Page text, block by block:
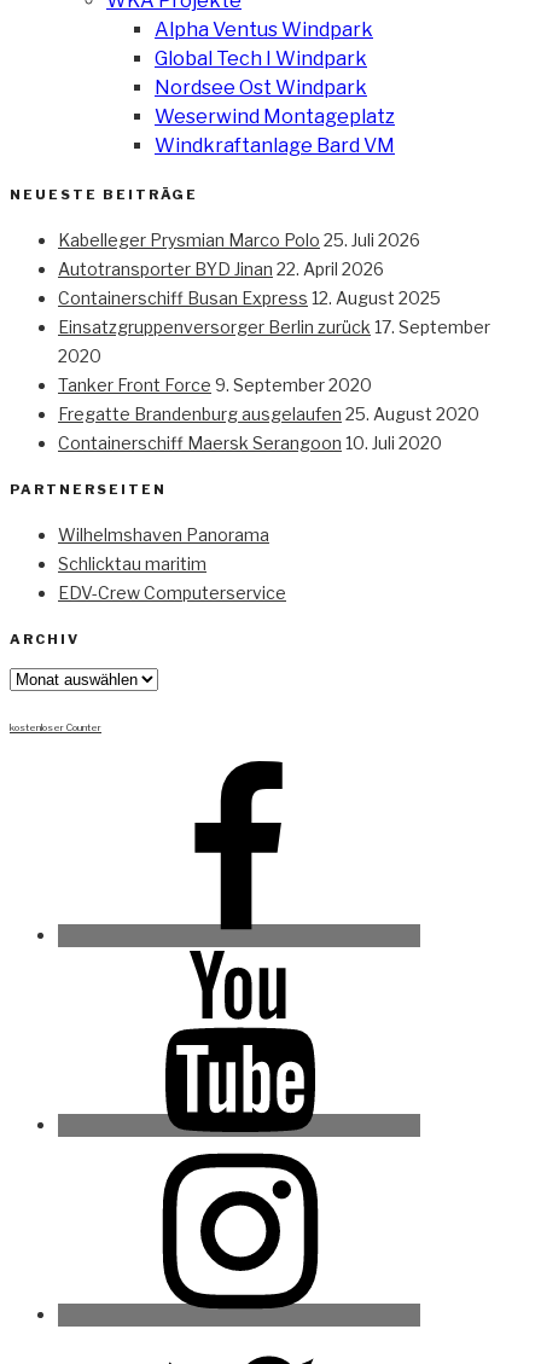
Alpha Ventus Windpark
Global Tech I Windpark
Nordsee Ost Windpark
Weserwind Montageplatz
Windkraftanlage Bard VM
NEUESTE BEITRÄGE
Kabelleger Prysmian Marco Polo 25. Juli 2026
Autotransporter BYD Jinan 22. April 2026
Containerschiff Busan Express 12. August 2025
Einsatzgruppenversorger Berlin zurück 17. September
2020
Tanker Front Force 9. September 2020
Fregatte Brandenburg ausgelaufen 25. August 2020
Containerschiff Maersk Serangoon 10. Juli 2020
PARTNERSEITEN
Wilhelmshaven Panorama
Schlicktau maritim
EDV-Crew Computerservice
ARCHIV
Archiv
kostenloser Counter